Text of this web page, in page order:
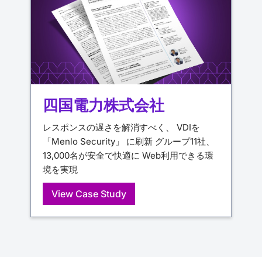
四国電力株式会社
レスポンスの遅さを解消すべく、 VDIを
「Menlo Security」 に刷新 グループ11社、
13,000名が安全で快適に Web利用できる環
境を実現
View Case Study